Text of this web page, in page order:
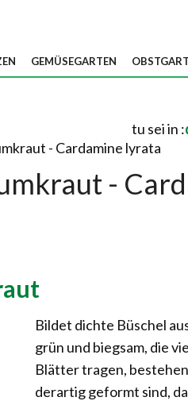
GEMÜSEGARTEN
tu sei in :
- Cardamine lyrata
-
Bildet dichte Büschel
grün und biegsam, die
Blätter tragen,
derartig geformt sind,